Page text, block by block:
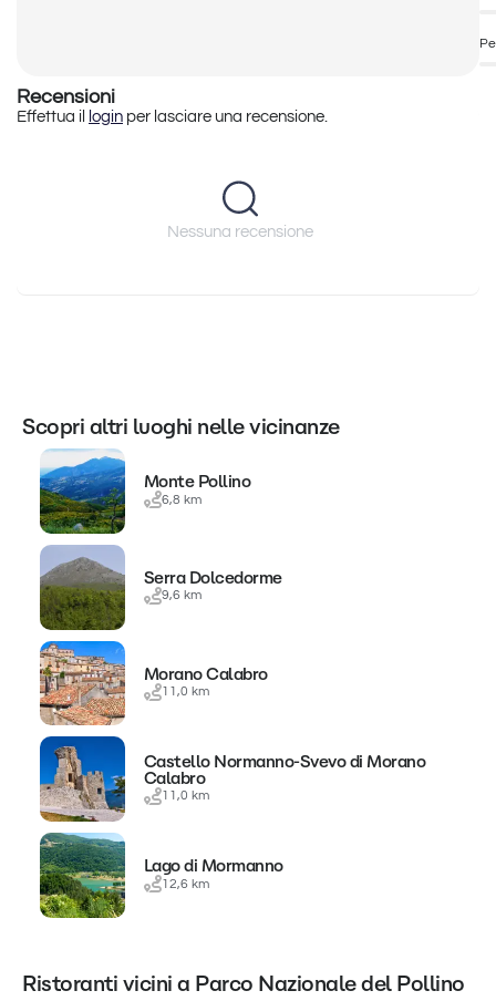
Recensioni
Effettua il login per lasciare una recensione.
Nessuna recensione
Scopri altri luoghi nelle vicinanze
Monte Pollino
6,8 km
Serra Dolcedorme
9,6 km
Morano Calabro
11,0 km
Castello Normanno-Svevo di Morano
Calabro
11,0 km
Lago di Mormanno
12,6 km
Ristoranti vicini a Parco Nazionale del Pollino